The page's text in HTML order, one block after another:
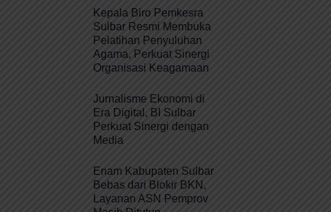
Kepala Biro Pemkesra
Sulbar Resmi Membuka
Pelatihan Penyuluhan
Agama, Perkuat Sinergi
Organisasi Keagamaan
Jurnalisme Ekonomi di
Era Digital, BI Sulbar
Perkuat Sinergi dengan
Media
Enam Kabupaten Sulbar
Bebas dari Blokir BKN,
Layanan ASN Pemprov